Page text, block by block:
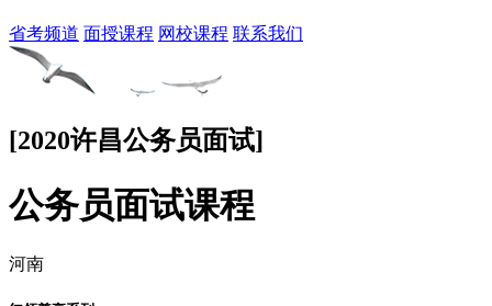
省考频道 面授课程 网校课程 联系我们
[2020许昌公务员面试]
公务员面试课程
河南